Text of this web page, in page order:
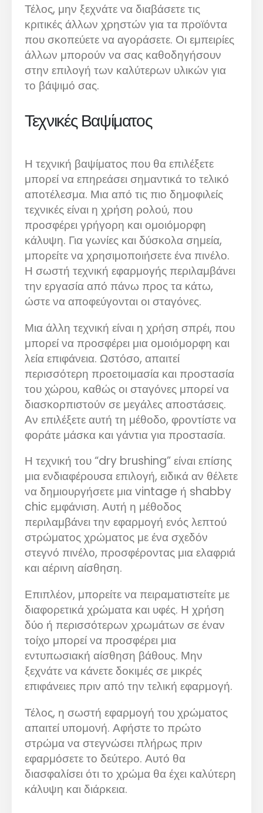
Τέλος, μην ξεχνάτε να διαβάσετε τις
κριτικές άλλων χρηστών για τα προϊόντα
που σκοπεύετε να αγοράσετε. Οι εμπειρίες
άλλων μπορούν να σας καθοδηγήσουν
στην επιλογή των καλύτερων υλικών για
το βάψιμό σας.
Τεχνικές Βαψίματος
Η τεχνική βαψίματος που θα επιλέξετε
μπορεί να επηρεάσει σημαντικά το τελικό
αποτέλεσμα. Μια από τις πιο δημοφιλείς
τεχνικές είναι η χρήση ρολού, που
προσφέρει γρήγορη και ομοιόμορφη
κάλυψη. Για γωνίες και δύσκολα σημεία,
μπορείτε να χρησιμοποιήσετε ένα πινέλο.
Η σωστή τεχνική εφαρμογής περιλαμβάνει
την εργασία από πάνω προς τα κάτω,
ώστε να αποφεύγονται οι σταγόνες.
Μια άλλη τεχνική είναι η χρήση σπρέι, που
μπορεί να προσφέρει μια ομοιόμορφη και
λεία επιφάνεια. Ωστόσο, απαιτεί
περισσότερη προετοιμασία και προστασία
του χώρου, καθώς οι σταγόνες μπορεί να
διασκορπιστούν σε μεγάλες αποστάσεις.
Αν επιλέξετε αυτή τη μέθοδο, φροντίστε να
φοράτε μάσκα και γάντια για προστασία.
Η τεχνική του “dry brushing” είναι επίσης
μια ενδιαφέρουσα επιλογή, ειδικά αν θέλετε
να δημιουργήσετε μια vintage ή shabby
chic εμφάνιση. Αυτή η μέθοδος
περιλαμβάνει την εφαρμογή ενός λεπτού
στρώματος χρώματος με ένα σχεδόν
στεγνό πινέλο, προσφέροντας μια ελαφριά
και αέρινη αίσθηση.
Επιπλέον, μπορείτε να πειραματιστείτε με
διαφορετικά χρώματα και υφές. Η χρήση
δύο ή περισσότερων χρωμάτων σε έναν
τοίχο μπορεί να προσφέρει μια
εντυπωσιακή αίσθηση βάθους. Μην
ξεχνάτε να κάνετε δοκιμές σε μικρές
επιφάνειες πριν από την τελική εφαρμογή.
Τέλος, η σωστή εφαρμογή του χρώματος
απαιτεί υπομονή. Αφήστε το πρώτο
στρώμα να στεγνώσει πλήρως πριν
εφαρμόσετε το δεύτερο. Αυτό θα
διασφαλίσει ότι το χρώμα θα έχει καλύτερη
κάλυψη και διάρκεια.